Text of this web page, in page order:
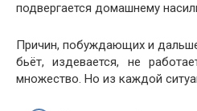
подвергается домашнему
Причин, побуждающих и
бьёт, издевается, не
множество. Но из каждой